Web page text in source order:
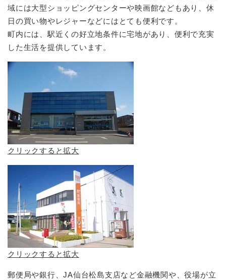
域には大型ショッピングセンターや映画館などもあり、休
日の買い物やレジャーなどにはとても便利です。
町内には、駅近くの好立地条件に宅地があり、便利で充実
した生活を提供しています。
クリックすると拡大
クリックすると拡大
郵便局や銀行、JA仙台松島支店など金融機関や、役場が立